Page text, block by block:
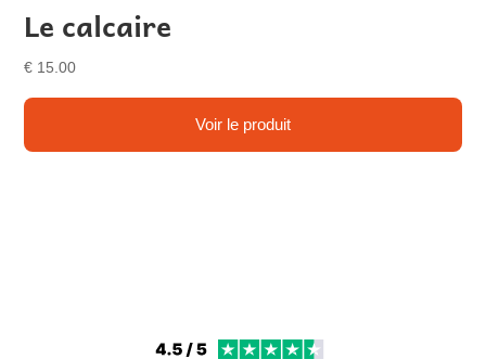
Le calcaire
€ 15.00
Voir le produit